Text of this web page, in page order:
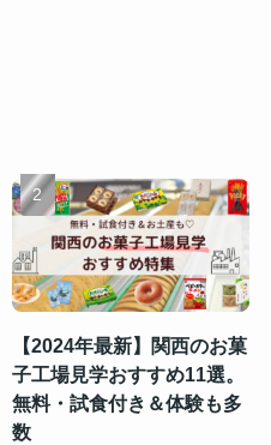
【2024年最新】関西のお菓
子工場見学おすすめ11選。
無料・試食付き＆体験も多
数